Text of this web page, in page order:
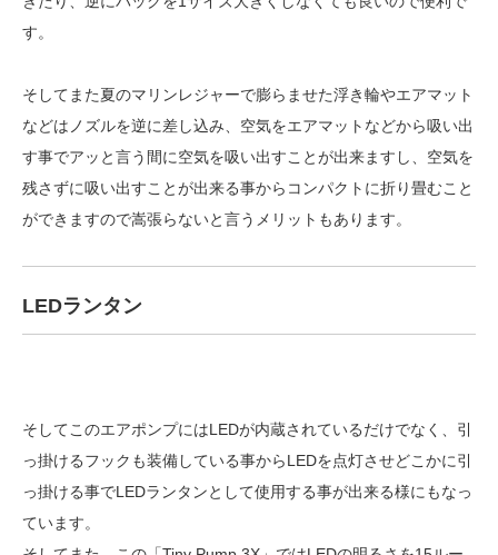
す。
そしてまた夏のマリンレジャーで膨らませた浮き輪やエアマット
などはノズルを逆に差し込み、空気をエアマットなどから吸い出
す事でアッと言う間に空気を吸い出すことが出来ますし、空気を
残さずに吸い出すことが出来る事からコンパクトに折り畳むこと
ができますので嵩張らないと言うメリットもあります。
LEDランタン
そしてこのエアポンプにはLEDが内蔵されているだけでなく、引
っ掛けるフックも装備している事からLEDを点灯させどこかに引
っ掛ける事でLEDランタンとして使用する事が出来る様にもなっ
ています。